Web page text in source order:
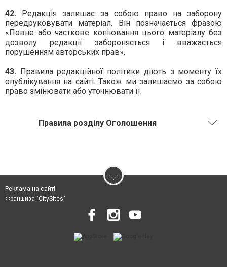
42. Редакція залишає за собою право на заборону
передруковувати матеріал. Він позначається фразою
«Повне або часткове копіювання цього матеріалу без
дозволу редакції забороняється і вважається
порушенням авторських прав».
43. Правила редакційної політики діють з моменту їх
опублікування на сайті. Також ми залишаємо за собою
право змінювати або уточнювати її.
Правила розділу Оголошення
Реклама на сайті
Франшиза "CitySites"